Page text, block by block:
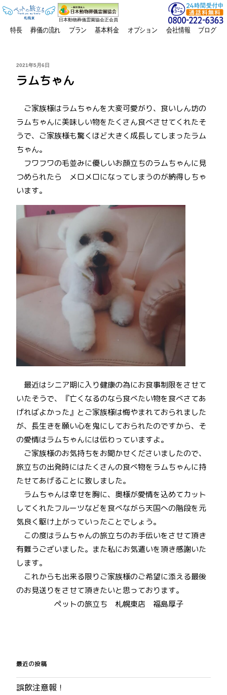
日本動物葬儀霊園協会正会員
特長 葬儀の流れ プラン 基本料金 オプション 会社情報 ブログ
投
日:
2021年5月6日
ラムちゃん
ご家族様はラムちゃんを大変可愛がり、食いしん坊の
ラムちゃんに美味しい物をたくさん食べさせてくれたそ
うで、ご家族様も驚くほど大きく成長してしまったラム
ちゃん。
フワフワの毛並みに優しいお顔立ちのラムちゃんに見
つめられたら メロメロになってしまうのが納得しちゃ
います。
最近はシニア期に入り健康の為にお食事制限をさせて
いたそうで、『亡くなるのなら食べたい物を食べさてあ
げればよかった』とご家族様は悔やまれておられました
が、長生きを願い心を鬼にしておられたのですから、そ
の愛情はラムちゃんには伝わっていますよ。
ご家族様のお気持ちをお聞かせくださいましたので、
旅立ちの出発時にはたくさんの食べ物をラムちゃんに持
たせてあげることに致しました。
ラムちゃんは幸せを胸に、奥様が愛情を込めてカット
してくれたフルーツなどを食べながら天国への階段を元
気良く駆け上がっていったことでしょう。
この度はラムちゃんの旅立ちのお手伝いをさせて頂き
有難うございました。また私にお気遣いを頂き感謝いた
します。
これからも出来る限りご家族様のご希望に添える最後
のお見送りをさせて頂きたいと思っております。
ペットの旅立ち 札幌東店 福島厚子
稿
ナ
最近の投稿
誤飲注意報！